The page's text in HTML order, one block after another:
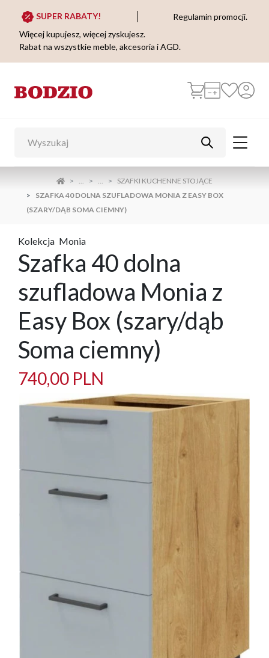
SUPER RABATY!
Regulamin promocji.
Więcej kupujesz, więcej zyskujesz.
Rabat na wszystkie meble, akcesoria i AGD.
... ...
SZAFKI KUCHENNE STOJĄCE
SZAFKA 40 DOLNA SZUFLADOWA MONIA Z EASY BOX
(SZARY/DĄB SOMA CIEMNY)
Kolekcja Monia
Szafka 40 dolna
szufladowa Monia z
Easy Box (szary/dąb
Soma ciemny)
740,00 PLN